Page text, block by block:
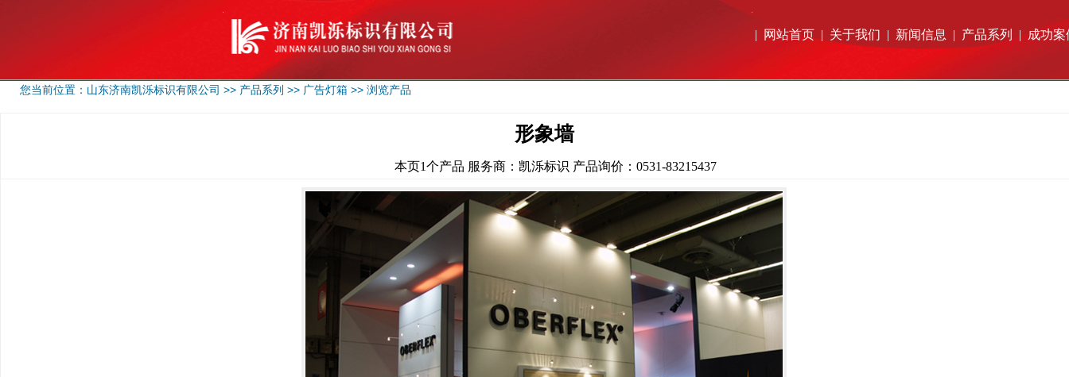
| 网站首页 | 关于我们 | 新闻信息 | 产品系列 | 成功案
您当前位置： 山东济南凯泺标识有限公司 >> 产品系列 >> 广告灯箱 >> 浏览产品
形象墙
本页1个产品 服务商：凯泺标识 产品询价：0531-83215437